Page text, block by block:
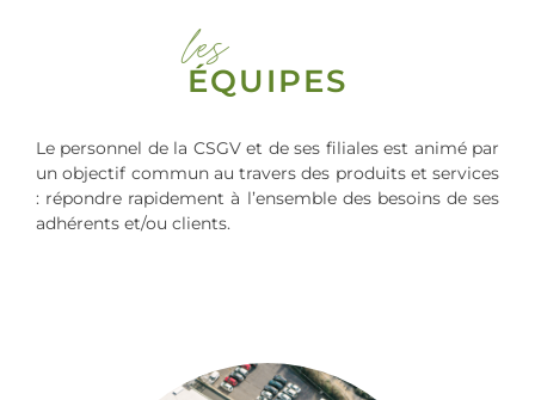
les
ÉQUIPES
Le personnel de la CSGV et de ses filiales est animé par
un objectif commun au travers des produits et services
: répondre rapidement à l’ensemble des besoins de ses
adhérents et/ou clients.